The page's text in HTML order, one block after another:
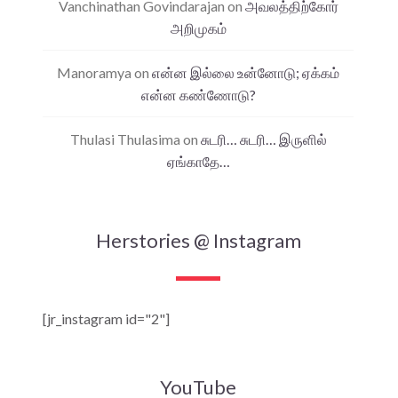
Vanchinathan Govindarajan on அவலத்திற்கோர்
அறிமுகம்
Manoramya on என்ன இல்லை உன்னோடு; ஏக்கம்
என்ன கண்ணோடு?
Thulasi Thulasima on சுடரி… சுடரி… இருளில்
ஏங்காதே…
Herstories @ Instagram
[jr_instagram id="2"]
YouTube